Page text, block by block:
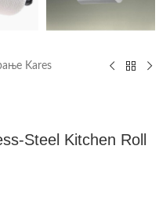
Kares
Steel Kitchen Roll